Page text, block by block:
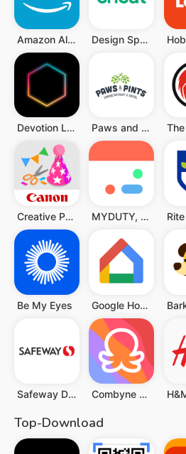
Amazon Alexa Design Space™: DIY mit Cricut
Devotion LGBT Paws and Pints
Creative Park MYDUTY, für Pflegepersonal
Be My Eyes Google Home
Safeway Deals & Delivery Combyne - Outfitkreation
Top-Download